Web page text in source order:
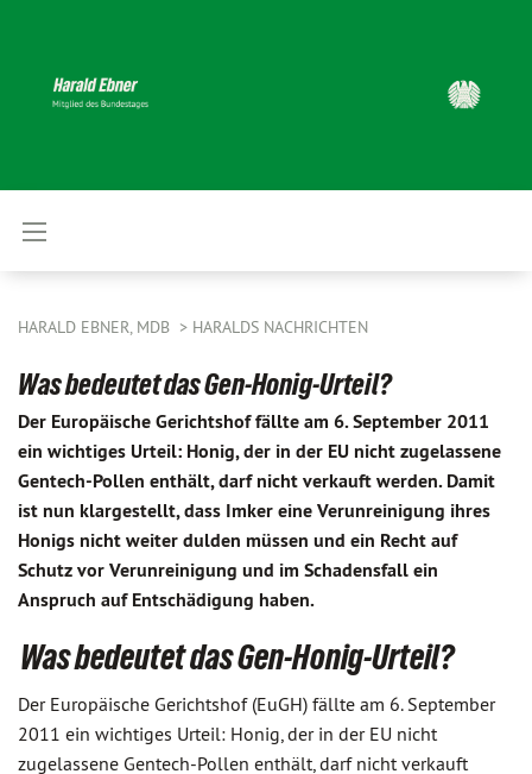
HARALD EBNER, MDB HARALDS NACHRICHTEN
Was bedeutet das Gen-Honig-Urteil?
Der Europäische Gerichtshof fällte am 6. September 2011
ein wichtiges Urteil: Honig, der in der EU nicht zugelassene
Gentech-Pollen enthält, darf nicht verkauft werden. Damit
ist nun klargestellt, dass Imker eine Verunreinigung ihres
Honigs nicht weiter dulden müssen und ein Recht auf
Schutz vor Verunreinigung und im Schadensfall ein
Anspruch auf Entschädigung haben.
Was bedeutet das Gen-Honig-Urteil?
Der Europäische Gerichtshof (EuGH) fällte am 6. September
2011 ein wichtiges Urteil: Honig, der in der EU nicht
zugelassene Gentech-Pollen enthält, darf nicht verkauft